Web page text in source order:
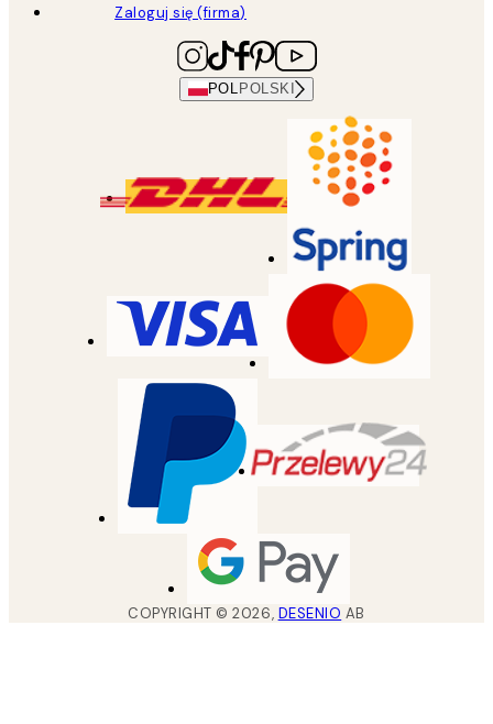
Zaloguj się (firma)
POL POLSKI
COPYRIGHT ©2026, DESENIO AB